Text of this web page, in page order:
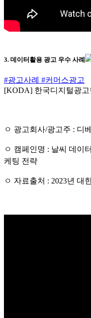
3. 데이터활용 광고 우수 사례
#광고사례 #커머스광고
[KODA] 한국디지털광고
ㅇ 광고회사/광고주 : 디
ㅇ 캠페인명 : 날씨 데이
케팅 전략
ㅇ 자료출처 : 2023년 대